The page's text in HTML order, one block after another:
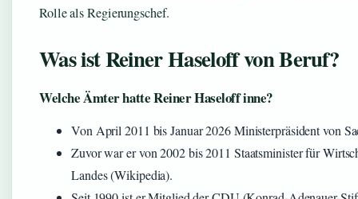
Rolle als Regierungschef.
Was ist Reiner Haseloff von Beruf?
Welche Ämter hatte Reiner Haseloff inne?
Von April 2011 bis Januar 2026 Ministerpräsident von
Zuvor war er von 2002 bis 2011 Staatsminister für
Landes (Wikipedia).